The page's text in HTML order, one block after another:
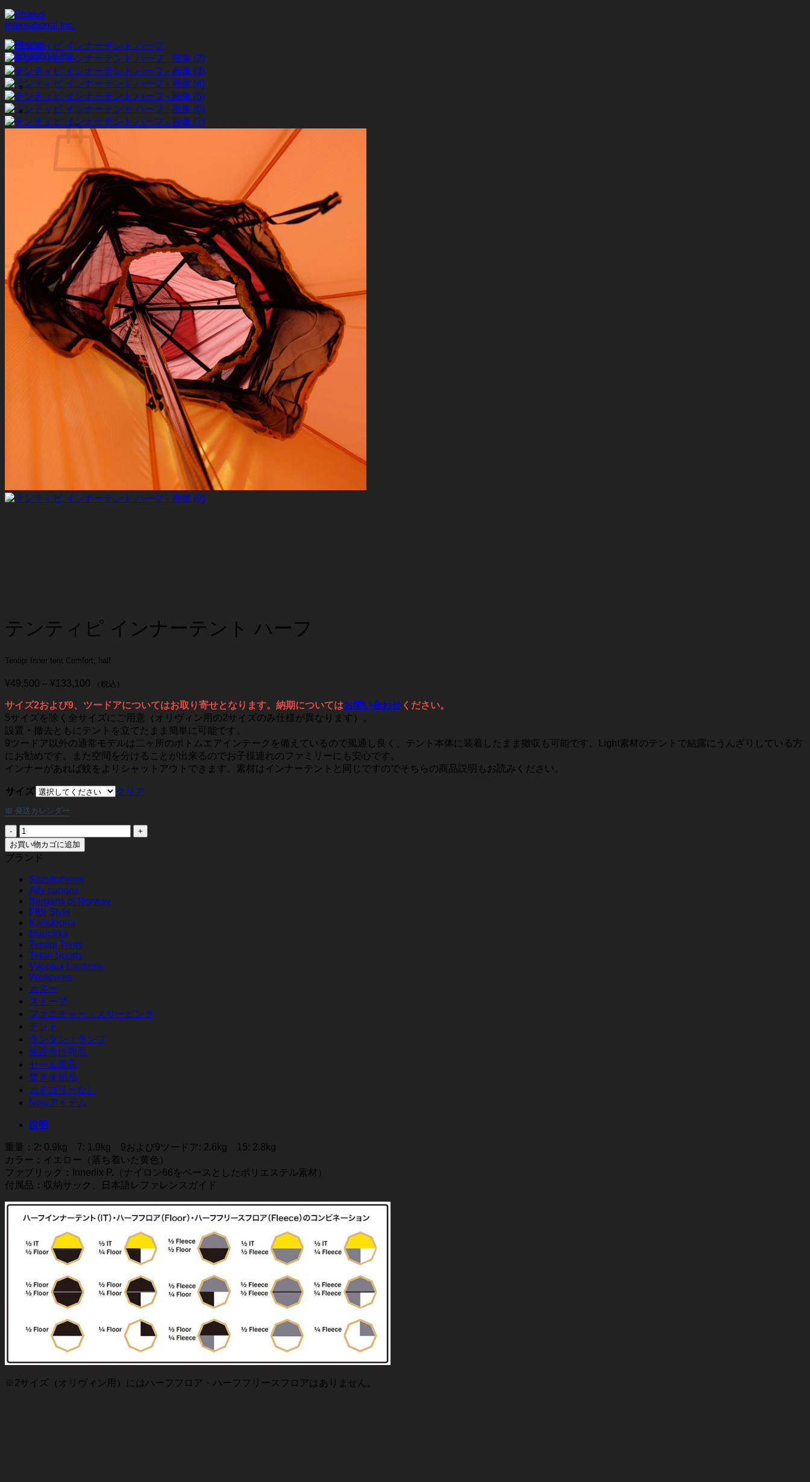
Skip
to
content
お買い物カゴに商品がありません。
ショップに戻る
お買い物カゴ
お買い物カゴに商品がありません。
テンティピ インナーテント ハーフ
Tentipi Inner tent Comfort, half
¥49,500 – ¥133,100 価
帯:
¥49,500
–
¥133,100
（税込）
サイズ2および9、ツードアについてはお取り寄せとなります。納期についてはお問い合わせ ください。
5サイズを除く全サイズにご用意（オリヴィン用の2サイズのみ仕様が異なります）。
設置・撤去ともにテントを立てたまま簡単に可能です。
9ツードア以外の通常モデルは二ヶ所のボトムエアインテークを備えているので風通し良く、テント本体に装着したまま撤収も可能です。Light素材のテントで結露にうんざりしている方
にお勧めです。また空間を分けることが出来るのでお子様連れのファミリーにも安心です。
インナーがあれば蚊をよりシャットアウトできます。素材はインナーテントと同じですのでそちらの商品説明もお読みください。
サイズ クリア
📅 発送カレンダー
テ
ン
テ
ピ
イ
ン
ー
テ
ン
ト
ハ
お買い物カゴに追加
ブランド
Stabilotherm
Ally canoes
Bergans of Norway
FIBI Style
Karlskrona
Muurikka
Tentipi Tents
Teton Sports
Vapalux Lanterns
Weltevree
カヌー
ストーブ
ファニチャー・スリーピング
テント
ランタン・ランプ
施設向け商品
セール商品
焚き火用品
カテゴリーなし
Newアイテム
説明
重量：2: 0.9kg 7: 1.9kg 9および9ツードア: 2.6kg 15: 2.8kg
カラー：イエロー（落ち着いた黄色）
ファブリック：Innerlix P.（ナイロン66をベースとしたポリエステル素材）
付属品：収納サック、日本語レファレンスガイド
※2サイズ（オリヴィン用）にはハーフフロア・ハーフフリースフロアはありません。